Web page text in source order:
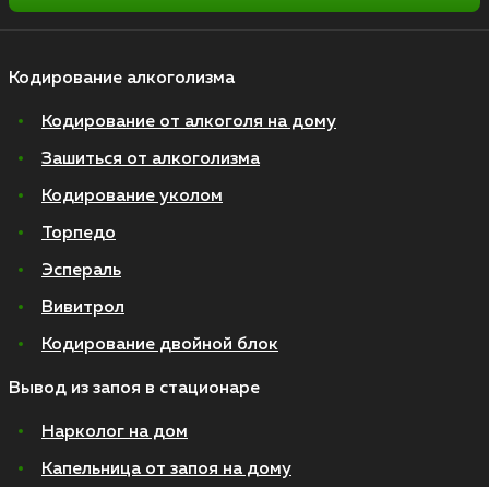
Кодирование алкоголизма
Кодирование от алкоголя на дому
Зашиться от алкоголизма
Кодирование уколом
Торпедо
Эспераль
Вивитрол
Кодирование двойной блок
Вывод из запоя в стационаре
Нарколог на дом
Капельница от запоя на дому